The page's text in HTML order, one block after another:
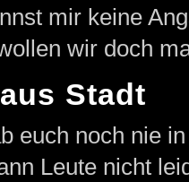
mir keine
wir doch
Stadt
euch noch nie
Leute nicht